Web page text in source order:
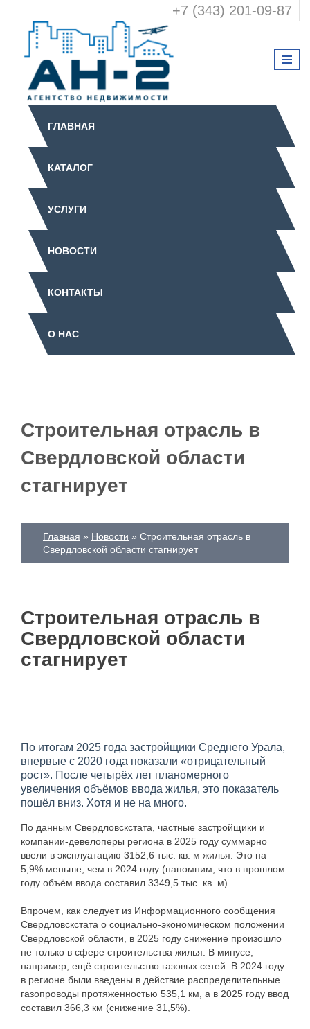
+7 (343) 201-09-87
ГЛАВНАЯ
КАТАЛОГ
УСЛУГИ
НОВОСТИ
КОНТАКТЫ
О НАС
Строительная отрасль в
Свердловской области
стагнирует
Главная Новости
Строительная отрасль в
Свердловской области стагнирует
Строительная отрасль в
Свердловской области
стагнирует
По итогам 2025 года застройщики Среднего Урала,
впервые с 2020 года показали «отрицательный
рост». После четырёх лет планомерного
увеличения объёмов ввода жилья, это показатель
пошёл вниз. Хотя и не на много.
По данным Свердловскстата, частные застройщики и
компании-девелоперы региона в 2025 году суммарно
ввели в эксплуатацию 3152,6 тыс. кв. м жилья. Это на
5,9% меньше, чем в 2024 году (напомним, что в прошлом
году объём ввода составил 3349,5 тыс. кв. м).
Впрочем, как следует из Информационного сообщения
Свердловскстата о социально-экономическом положении
Свердловской области, в 2025 году снижение произошло
не только в сфере строительства жилья. В минусе,
например, ещё строительство газовых сетей. В 2024 году
в регионе были введены в действие распределительные
газопроводы протяженностью 535,1 км, а в 2025 году ввод
составил 366,3 км (снижение 31,5%).